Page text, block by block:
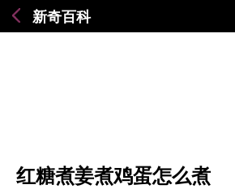
新奇百科
红糖煮姜煮鸡蛋怎么煮